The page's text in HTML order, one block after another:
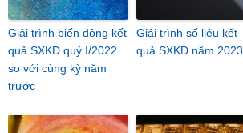
Giải trình biến động kết
quả SXKD quý I/2022
so với cùng kỳ năm
trước
Giải trình số liệu kết
quả SXKD năm 2023